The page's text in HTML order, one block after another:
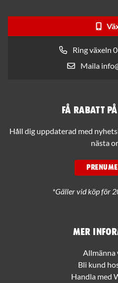
Ring växeln
Maila
Mer
Allmänna
Bli kund
Handla med
Få rabatt
Håll dig uppdaterad med
nästa
*Gäller vid köp för